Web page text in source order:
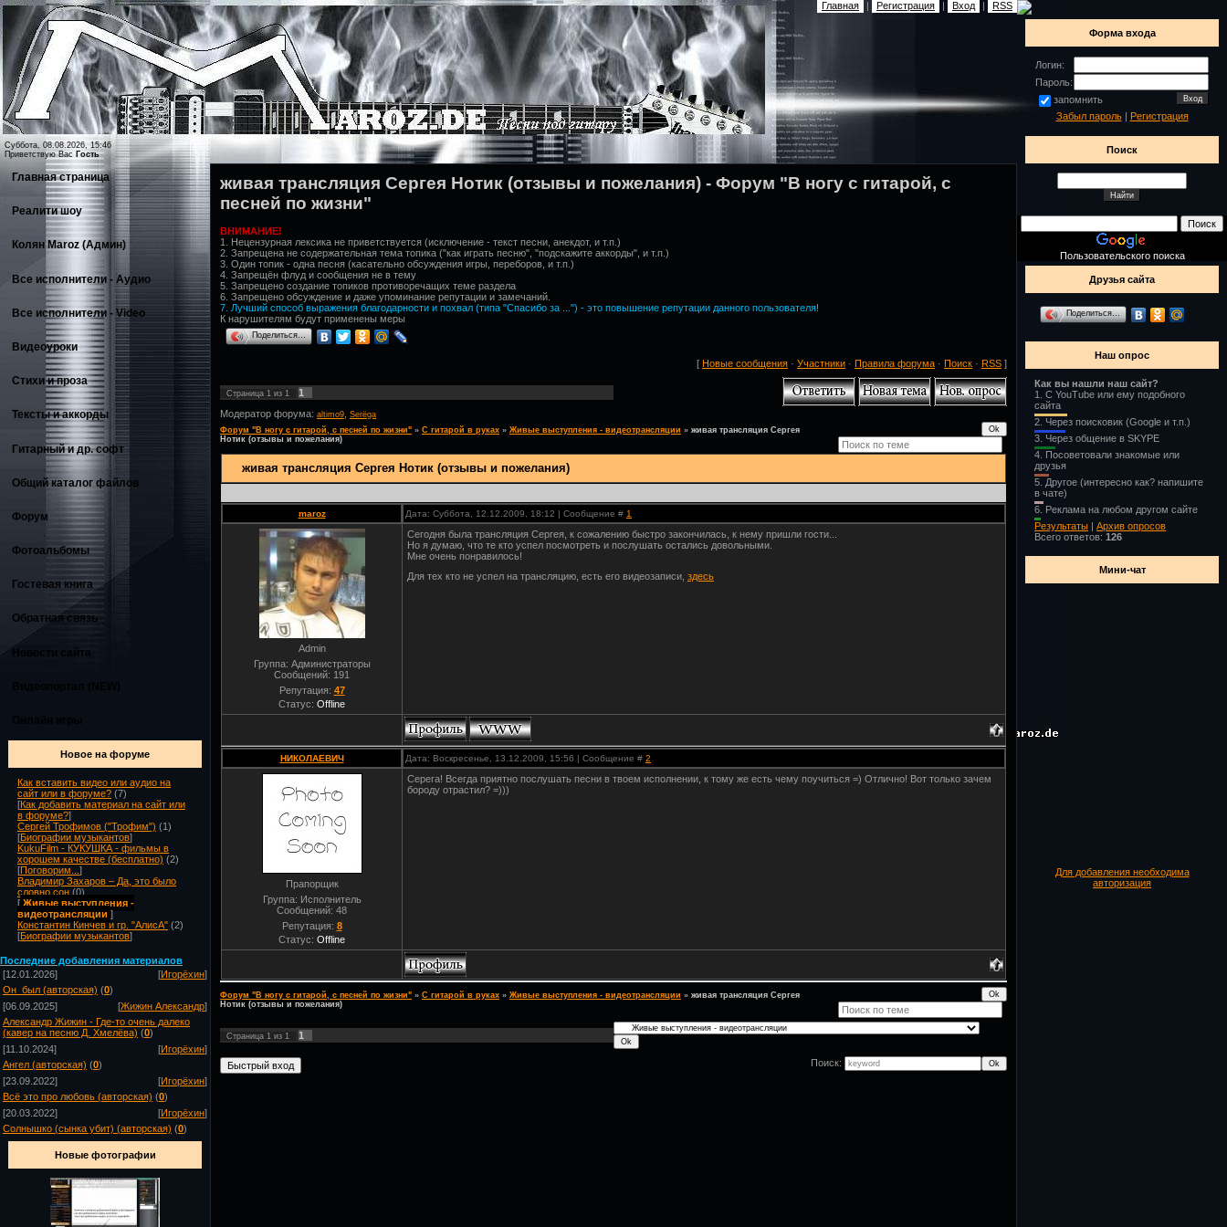
Главная | Регистрация | Вход | RSS
Суббота, 08.08.2026, 15:46
Приветствую Вас Гость
Главная страница
Реалити шоу
Колян Maroz (Админ)
Все исполнители - Аудио
Все исполнители - Video
Видеоуроки
Стихи и проза
Тексты и аккорды
Гитарный и др. софт
Общий каталог файлов
Форум
Фотоальбомы
Гостевая книга
Обратная связь
Новости сайта
Новое на форуме
Как вставить видео или аудио на
сайт или в форуме? (7)
[Как добавить материал на сайт или
в форуме?]
Сергей Трофимов ("Трофим") (1)
[Биографии музыкантов]
KukuFilm - КУКУШКА - фильмы в
хорошем качестве (бесплатно) (2)
[Поговорим... ]
Владимир Захаров – Да, это было
словно сон (0)
[ Живые выступления -
видеотрансляции ]
Константин Кинчев и гр. "АлисА" (2)
[Биографии музыкантов]
Последние добавления материалов
[12.01.2026]
[Игорёхин]
Он_был (авторская) (0)
[06.09.2025]
[Жижин Александр]
Александр Жижин - Где-то очень далеко
(кавер на песню Д. Хмелёва) (0)
[11.10.2024]
[Игорёхин]
Ангел (авторская) (0)
[23.09.2022]
[Игорёхин]
Всё это про любовь (авторская) (0)
[20.03.2022]
[Игорёхин]
Солнышко (сынка убит) (авторская) (0)
Новые фотографии
живая трансляция Сергея Нотик (отзывы и пожелания) - Форум "В ногу с гитарой, с
песней по жизни"
ВНИМАНИЕ!
1. Нецензурная лексика не приветствуется (исключение - текст песни, анекдот, и т.п.)
2. Запрещена не содержательная тема топика ("как играть песню", "подскажите аккорды", и т.п.)
3. Один топик - одна песня (касательно обсуждения игры, переборов, и т.п.)
4. Запрещён флуд и сообщения не в тему
5. Запрещено создание топиков противоречащих теме раздела
6. Запрещено обсуждение и даже упоминание репутации и замечаний.
7. Лучший способ выражения благодарности и похвал (типа "Спасибо за ...") - это повышение репутации данного пользователя!
К нарушителям будут применены меры
Поделиться…
[ Новые сообщения · Участники · Правила форума · Поиск · RSS ]
Страница 1 из 1
1
Модератор форума: altimo9 Serёga
Форум "В ногу с гитарой, с песней по жизни" » С гитарой в руках » Живые выступления - видеотрансляции » живая трансляция Сергея
Нотик (отзывы и пожелания)
живая трансляция Сергея Нотик (отзывы и пожелания)
maroz Дата: Суббота, 12.12.2009, 18:12 | Сообщение # 1
Admin
Группа: Администраторы
Сообщений: 191
Репутация: 47
Статус: Offline
Сегодня была трансляция Сергея, к сожалению быстро закончилась, к нему пришли гости...
Но я думаю, что те кто успел посмотреть и послушать остались довольными.
Мне очень понравилось!
Для тех кто не успел на трансляцию, есть его видеозаписи, здесь
НИКОЛАЕВИЧ Дата: Воскресенье, 13.12.2009, 15:56 | Сообщение # 2
Прапорщик
Группа: Исполнитель
Сообщений: 48
Репутация: 8
Статус: Offline
Серега! Всегда приятно послушать песни в твоем исполнении, к тому же есть чему поучиться =) Отлично! Вот только зачем
бороду отрастил? =)))
Форум "В ногу с гитарой, с песней по жизни" » С гитарой в руках » Живые выступления - видеотрансляции » живая трансляция Сергея
Нотик (отзывы и пожелания)
Страница 1 из 1 1
Поиск:
Форма входа
Логин:
Пароль:
запомнить
Забыл пароль| Регистрация
Поиск
Пользовательского поиска
Друзья сайта
Поделиться…
Наш опрос
Как вы нашли наш сайт?
1. С YouTube или ему подобного
сайта
2. Через поисковик (Google и т.п.)
3. Через общение в SKYPE
4. Посоветовали знакомые или
друзья
5. Другое (интересно как? напишите
в чате)
6. Реклама на любом другом сайте
Результаты | Архив опросов
Всего ответов: 126
Мини-чат
Для добавления необходима
авторизация